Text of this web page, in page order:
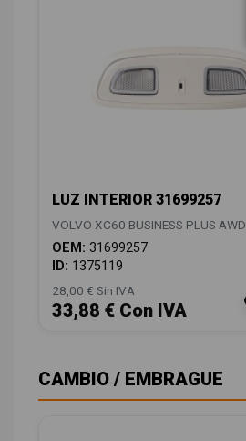
LUZ INTERIOR 31699257
VOLVO XC60 BUSINESS PLUS AWD
OEM: 31699257
ID: 1375119
28,00 € Sin IVA
33,88 € Con IVA
CAMBIO / EMBRAGUE